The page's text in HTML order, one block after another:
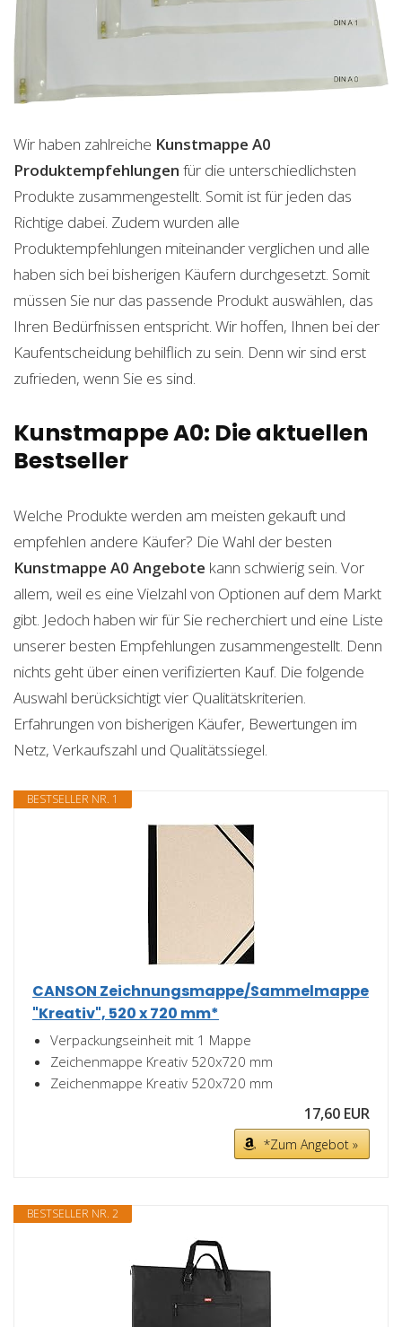
Wir haben zahlreiche Kunstmappe A0
Produktempfehlungen für die unterschiedlichsten
Produkte zusammengestellt. Somit ist für jeden das
Richtige dabei. Zudem wurden alle
Produktempfehlungen miteinander verglichen und alle
haben sich bei bisherigen Käufern durchgesetzt. Somit
müssen Sie nur das passende Produkt auswählen, das
Ihren Bedürfnissen entspricht. Wir hoffen, Ihnen bei der
Kaufentscheidung behilflich zu sein. Denn wir sind erst
zufrieden, wenn Sie es sind.
Kunstmappe A0: Die aktuellen
Bestseller
Welche Produkte werden am meisten gekauft und
empfehlen andere Käufer? Die Wahl der besten
Kunstmappe A0 Angebote kann schwierig sein. Vor
allem, weil es eine Vielzahl von Optionen auf dem Markt
gibt. Jedoch haben wir für Sie recherchiert und eine Liste
unserer besten Empfehlungen zusammengestellt. Denn
nichts geht über einen verifizierten Kauf. Die folgende
Auswahl berücksichtigt vier Qualitätskriterien.
Erfahrungen von bisherigen Käufer, Bewertungen im
Netz, Verkaufszahl und Qualitätssiegel.
BESTSELLER NR. 1
CANSON Zeichnungsmappe/Sammelmappe
"Kreativ", 520 x 720 mm*
Verpackungseinheit mit 1 Mappe
Zeichenmappe Kreativ 520x720 mm
Zeichenmappe Kreativ 520x720 mm
17,60 EUR
*Zum Angebot »
BESTSELLER NR. 2